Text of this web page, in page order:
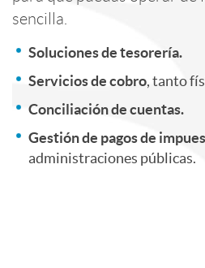
o
r
E
l
i
c
a
n
t
e
n
sencilla.
Soluciones de tesorería.
Servicios de cobro, tanto
Conciliación de cuentas.
Gestión de pagos de
administraciones públicas.